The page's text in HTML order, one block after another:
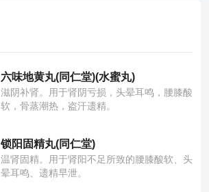
六味地黄丸(同仁堂)(水蜜丸)
滋阴补肾。用于肾阴亏损，头晕耳鸣，腰膝酸
软，骨蒸潮热，盗汗遗精。
锁阳固精丸(同仁堂)
温肾固精。用于肾阳不足所致的腰膝酸软、头
晕耳鸣、遗精早泄。